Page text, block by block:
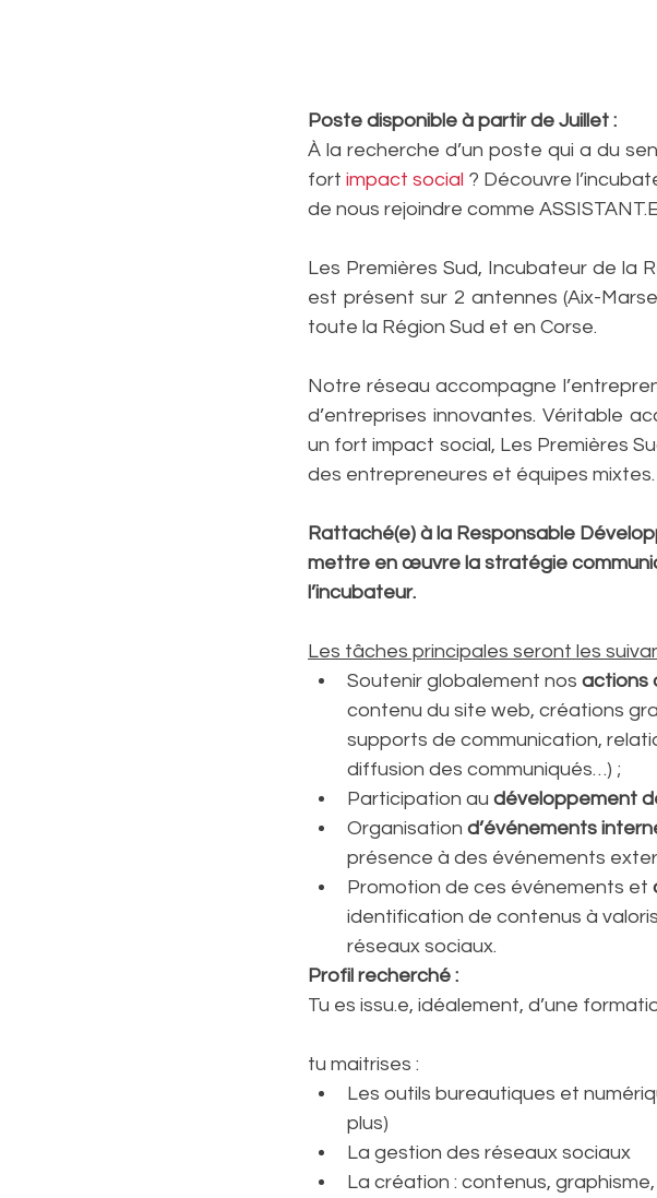
Poste disponible à partir de Juillet :
À la recherche d’un poste qui a du
fort impact social ? Découvre
de nous rejoindre comme
Les Premières Sud, Incubateur de la
est présent sur 2 antennes (Aix-
toute la Région Sud et en Corse.
Notre réseau accompagne
d’entreprises innovantes. Véritable
un fort impact social, Les Premières
des entrepreneures et équipes mixtes.
Rattaché(e) à la Responsable
mettre en œuvre la stratégie
l’incubateur.
Les tâches principales seront les
Soutenir globalement nos actions
contenu du site web, créations
supports de communication,
diffusion des communiqués…) ;
Participation au développement
Organisation d’événements
présence à des événements
Promotion de ces événements et
identification de contenus à
réseaux sociaux.
Profil recherché :
Tu es issu.e, idéalement, d’une
tu maitrises :
Les outils bureautiques et
plus)
La gestion des réseaux sociaux
La création : contenus,